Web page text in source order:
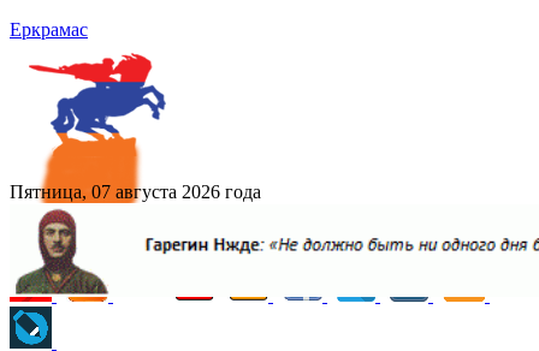
Еркрамас
Пятница, 07 августа 2026 года